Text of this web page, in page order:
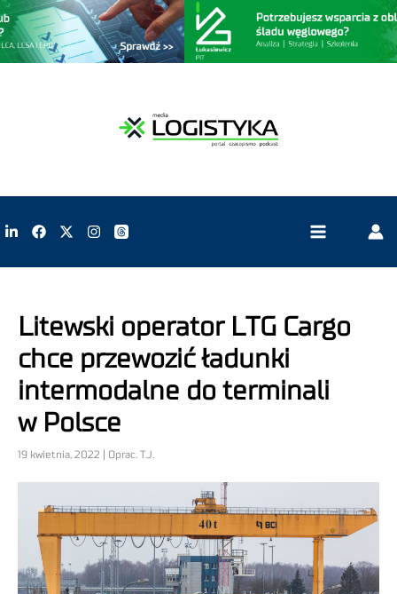
Litewski operator LTG Cargo
chce przewozić ładunki
intermodalne do terminali
w Polsce
19 kwietnia, 2022 | Oprac. T.J.